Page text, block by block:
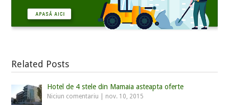
Related Posts
Hotel de 4 stele din Mamaia asteapta oferte
Niciun comentariu nov. 10, 2015